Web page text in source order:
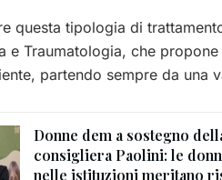
questa tipologia di
e Traumatologia, che
partendo sempre da una
Donne dem a sostegno
consigliera Paolini: le
nelle istituzioni meritano